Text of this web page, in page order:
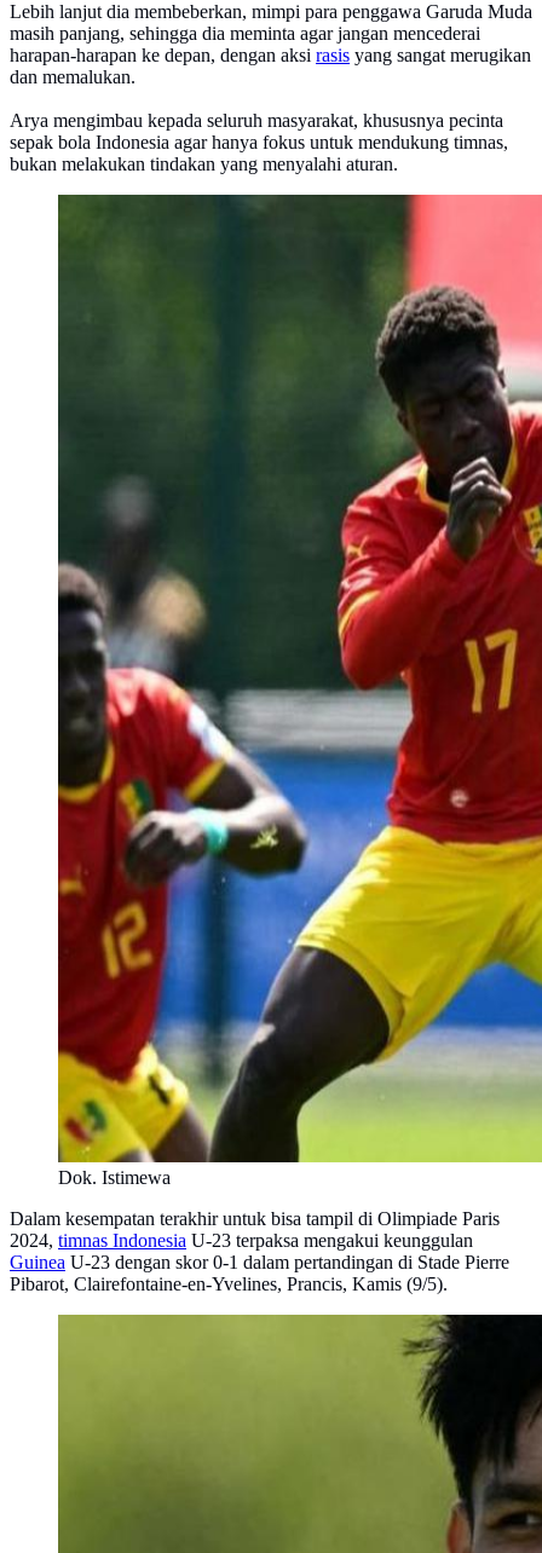
Lebih lanjut dia membeberkan, mimpi para penggawa Garuda Muda
masih panjang, sehingga dia meminta agar jangan mencederai
harapan-harapan ke depan, dengan aksi rasis yang sangat merugikan
dan memalukan.
Arya mengimbau kepada seluruh masyarakat, khususnya pecinta
sepak bola Indonesia agar hanya fokus untuk mendukung timnas,
bukan melakukan tindakan yang menyalahi aturan.
Dok. Istimewa
Dalam kesempatan terakhir untuk bisa tampil di Olimpiade Paris
2024, timnas Indonesia U-23 terpaksa mengakui keunggulan
Guinea U-23 dengan skor 0-1 dalam pertandingan di Stade Pierre
Pibarot, Clairefontaine-en-Yvelines, Prancis, Kamis (9/5).